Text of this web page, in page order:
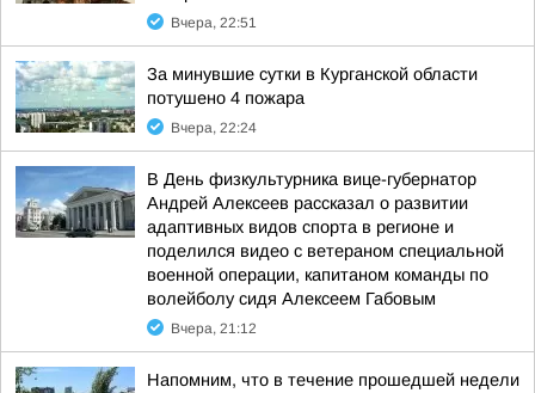
Вчера, 22:51
За минувшие сутки в Курганской области
потушено 4 пожара
Вчера, 22:24
В День физкультурника вице-губернатор
Андрей Алексеев рассказал о развитии
адаптивных видов спорта в регионе и
поделился видео с ветераном специальной
военной операции, капитаном команды по
волейболу сидя Алексеем Габовым
Вчера, 21:12
Напомним, что в течение прошедшей недели